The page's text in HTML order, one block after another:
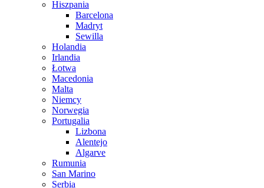
Hiszpania
Barcelona
Madryt
Sewilla
Holandia
Irlandia
Łotwa
Macedonia
Malta
Niemcy
Norwegia
Portugalia
Lizbona
Alentejo
Algarve
Rumunia
San Marino
Serbia